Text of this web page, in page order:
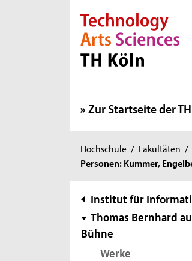
Direkt zur Hauptnavigation
Direkt zur Subnavigation
Direkt zum Inhalt
Direkt zum Fußbereich
Zur Startseite der
Sie
sind
Hochschule / Fakultäten /
Personen: Kummer,
Subnavigation
Institut für
Thomas Bernhard
Bühne
Werke